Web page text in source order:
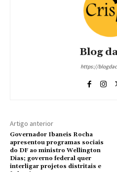
Blog
https://
Artigo anterior
Governador Ibaneis Rocha
apresentou programas sociais
do DF ao ministro Wellington
Dias; governo federal quer
interligar projetos distritais e